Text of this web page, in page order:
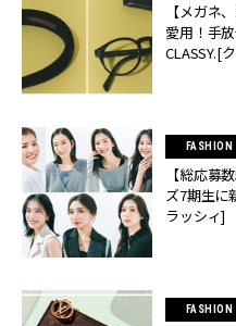
【メガネ
愛用！手
CLASSY.[
FASHION
【総応募
ズ7期生に
ラッシィ]
FASHION